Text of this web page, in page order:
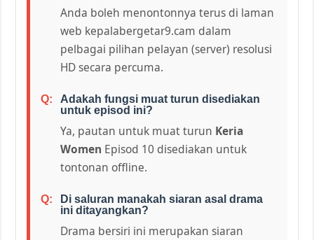
Anda boleh menontonnya terus di laman
web kepalabergetar9.cam dalam
pelbagai pilihan pelayan (server) resolusi
HD secara percuma.
Adakah fungsi muat turun disediakan
untuk episod ini?
Ya, pautan untuk muat turun Keria
Women Episod 10 disediakan untuk
tontonan offline.
Di saluran manakah siaran asal drama
ini ditayangkan?
Drama bersiri ini merupakan siaran